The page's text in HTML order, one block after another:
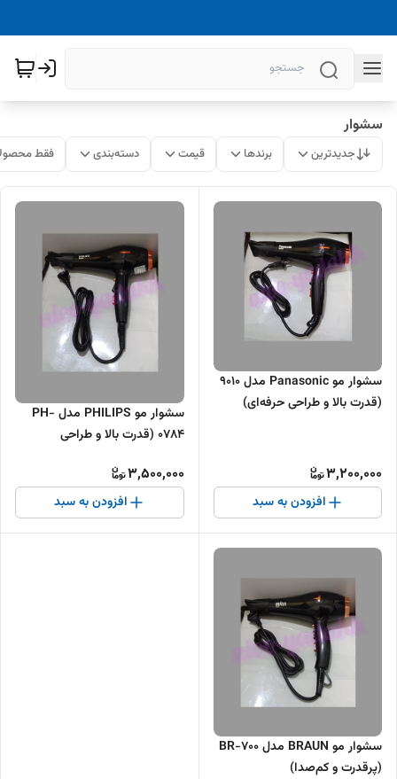
سشوار
جدیدترین برندها قیمت دسته‌بندی فقط
سشوار مو Panasonic مدل 9010
(قدرت بالا و طراحی حرفه‌ای)
3,200,000
افزودن به سبد
سشوار مو PHILIPS مدل PH-
0784 (قدرت بالا و طراحی
3,500,000
افزودن به سبد
سشوار مو BRAUN مدل BR-700
(پرقدرت و کم‌صدا)